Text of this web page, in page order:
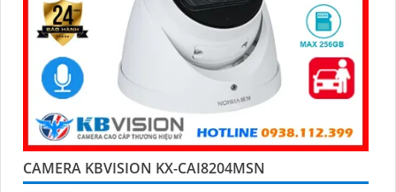
CAMERA KBVISION KX-CAI8204MSN